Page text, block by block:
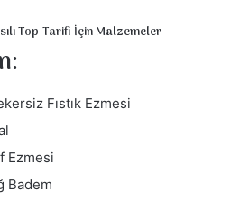
Top Tarifi İçin Malzemeler
Fıstık Ezmesi
Ezmesi
Badem